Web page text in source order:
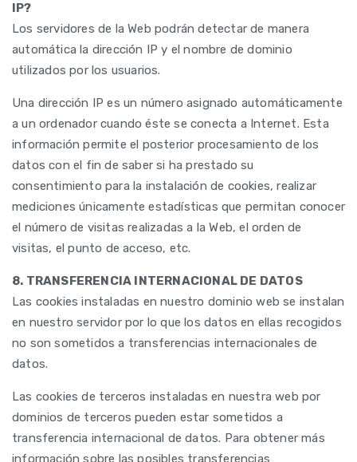
IP?
Los servidores de la Web podrán detectar de manera
automática la dirección IP y el nombre de dominio
utilizados por los usuarios.
Una dirección IP es un número asignado automáticamente
a un ordenador cuando éste se conecta a Internet. Esta
información permite el posterior procesamiento de los
datos con el fin de saber si ha prestado su
consentimiento para la instalación de cookies, realizar
mediciones únicamente estadísticas que permitan conocer
el número de visitas realizadas a la Web, el orden de
visitas, el punto de acceso, etc.
8. TRANSFERENCIA INTERNACIONAL DE DATOS
Las cookies instaladas en nuestro dominio web se instalan
en nuestro servidor por lo que los datos en ellas recogidos
no son sometidos a transferencias internacionales de
datos.
Las cookies de terceros instaladas en nuestra web por
dominios de terceros pueden estar sometidos a
transferencia internacional de datos. Para obtener más
información sobre las posibles transferencias